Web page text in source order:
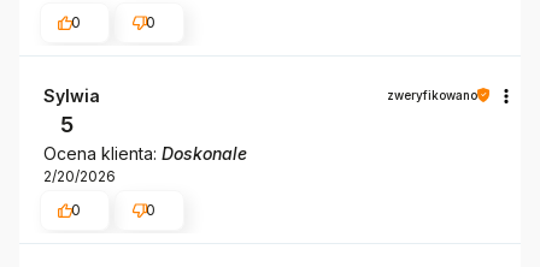
0
0
Sylwia zweryfikowano
5
Ocena klienta: Doskonale
2/20/2026
0
0